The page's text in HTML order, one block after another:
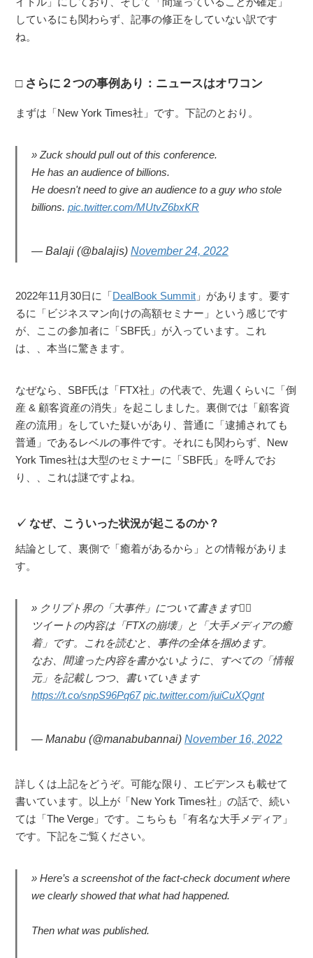
しているにも関わらず、記事の修正をしていない訳です
ね。
さらに２つの事例あり：ニュースはオワコン
まずは「New York Times社」です。下記のとおり。
Zuck should pull out of this conference.
He has an audience of billions.
He doesn't need to give an audience to a guy who stole
billions. pic.twitter.com/MUtvZ6bxKR
— Balaji (@balajis) November 24, 2022
2022年11月30日に「DealBook Summit 」があります。要す
るに「ビジネスマン向けの高額セミナー」という感じです
が、ここの参加者に「SBF氏」が入っています。これ
は、、本当に驚きます。
なぜなら、SBF氏は「FTX社」の代表で、先週くらいに「倒
産 & 顧客資産の消失」を起こしました。裏側では「顧客資
産の流用」をしていた疑いがあり、普通に「逮捕されても
普通」であるレベルの事件です。それにも関わらず、New
York Times社は大型のセミナーに「SBF氏」を呼んでお
り、、これは謎ですよね。
なぜ、こういった状況が起こるのか？
結論として、裏側で「癒着があるから」との情報がありま
す。
クリプト界の「大事件」について書きます🙇‍♂️
ツイートの内容は「FTXの崩壊」と「大手メディアの癒
着」です。これを読むと、事件の全体を掴めます。
なお、間違った内容を書かないように、すべての「情報
元」を記載しつつ、書いていきます
https://t.co/snpS96Pq67 pic.twitter.com/juiCuXQgnt
— Manabu (@manabubannai) November 16, 2022
詳しくは上記をどうぞ。可能な限り、エビデンスも載せて
書いています。以上が「New York Times社」の話で、続い
ては「The Verge」です。こちらも「有名な大手メディア」
です。下記をご覧ください。
Here’s a screenshot of the fact-check document where
we clearly showed that what had happened.
Then what was published.